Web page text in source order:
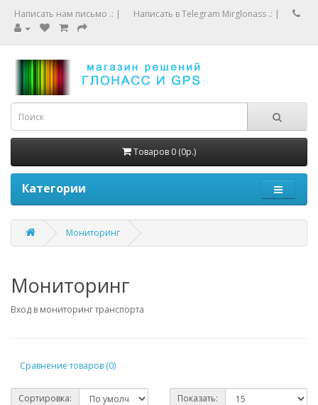
Написать нам письмо .: | Написать в Telegram Mirglonass .: |
Товаров 0 (0р.)
Категории
Мониторинг
Мониторинг
Вход в мониторинг транспорта
Сравнение товаров (0)
Сортировка: Показать: